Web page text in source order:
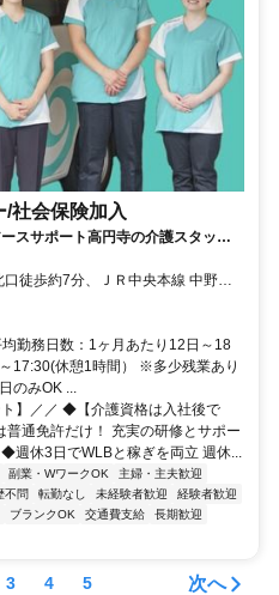
社会保険加入
スサポート高円寺の介護スタッフ
を活かして訪問入浴サービスを支
と両立しつつしっかり稼ぎたい方
徒歩約7分、ＪＲ中央本線 中野
メトロ東西線 中野（東京都）南口
勤務日数：1ヶ月あたり12日～18
17:30(休憩1時間） ※多少残業あり
みOK ...
】／／ ◆【介護資格は入社後で
通免許だけ！ 充実の研修とサポー
週休3日でWLBと稼ぎを両立 週休...
副業・WワークOK
主婦・主夫歓迎
不問 転勤なし 未経験者歓迎
経験者歓迎
ブランクOK 交通費支給
長期歓迎
3 4 5 次へ